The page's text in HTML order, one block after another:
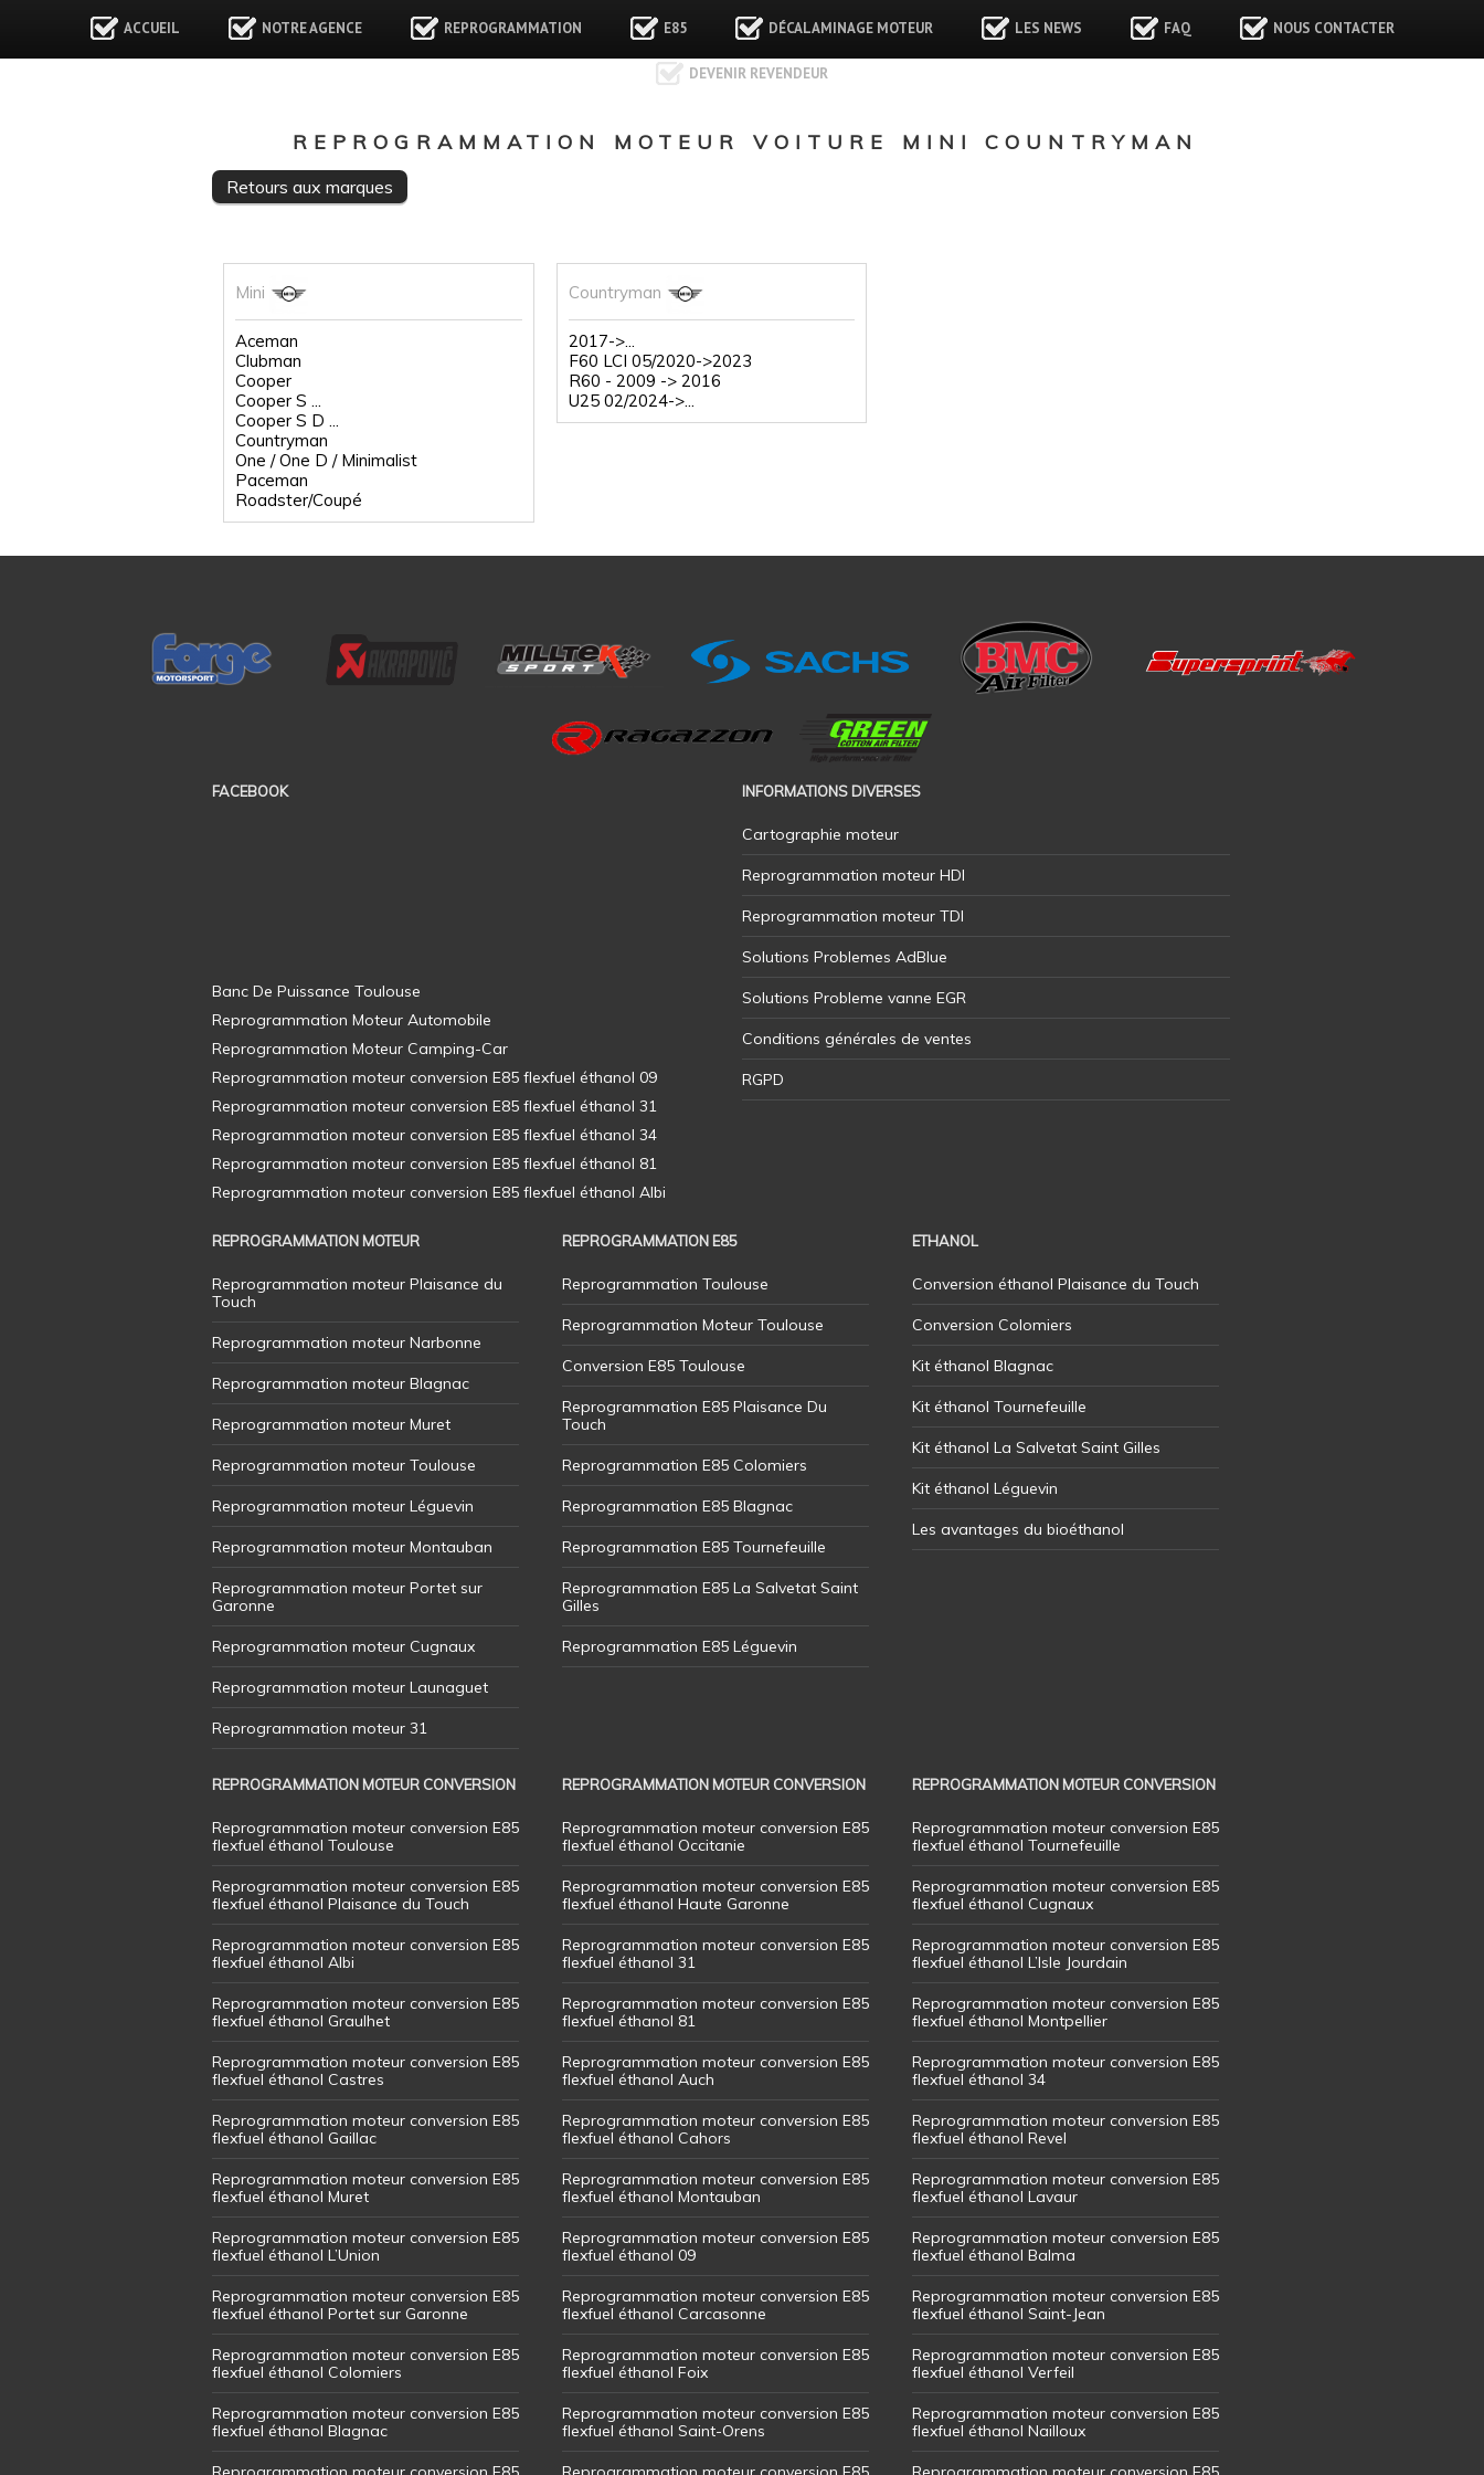
ACCUEIL NOTRE AGENCE REPROGRAMMATION E85 DÉCALAMINAGE MOTEUR LES NEWS FAQ NOUS CONTACTER
DEVENIR REVENDEUR
REPROGRAMMATION MOTEUR VOITURE MINI COUNTRYMAN
Retours aux marques
Mini
Aceman
Clubman
Cooper
Cooper S ...
Cooper S D ...
Countryman
One / One D / Minimalist
Paceman
Roadster/Coupé
Countryman
2017->...
F60 LCI 05/2020->2023
R60 - 2009 -> 2016
U25 02/2024->...
FACEBOOK INFORMATIONS DIVERSES
Cartographie moteur
Reprogrammation moteur HDI
Reprogrammation moteur TDI
Solutions Problemes AdBlue
Solutions Probleme vanne EGR
Conditions générales de ventes
RGPD
REPROGRAMMATION MOTEUR
Reprogrammation moteur Plaisance du
Touch
Reprogrammation moteur Narbonne
Reprogrammation moteur Blagnac
Reprogrammation moteur Muret
Reprogrammation moteur Toulouse
Reprogrammation moteur Léguevin
Reprogrammation moteur Montauban
Reprogrammation moteur Portet sur
Garonne
Reprogrammation moteur Cugnaux
Reprogrammation moteur Launaguet
Reprogrammation moteur 31
REPROGRAMMATION E85
Reprogrammation Toulouse
Reprogrammation Moteur Toulouse
Conversion E85 Toulouse
Reprogrammation E85 Plaisance Du
Touch
Reprogrammation E85 Colomiers
Reprogrammation E85 Blagnac
Reprogrammation E85 Tournefeuille
Reprogrammation E85 La Salvetat Saint
Gilles
Reprogrammation E85 Léguevin
ETHANOL
Conversion éthanol Plaisance du Touch
Conversion Colomiers
Kit éthanol Blagnac
Kit éthanol Tournefeuille
Kit éthanol La Salvetat Saint Gilles
Kit éthanol Léguevin
Les avantages du bioéthanol
REPROGRAMMATION MOTEUR CONVERSION
Reprogrammation moteur conversion E85
flexfuel éthanol Toulouse
Reprogrammation moteur conversion E85
flexfuel éthanol Plaisance du Touch
Reprogrammation moteur conversion E85
flexfuel éthanol Albi
Reprogrammation moteur conversion E85
flexfuel éthanol Graulhet
Reprogrammation moteur conversion E85
flexfuel éthanol Castres
Reprogrammation moteur conversion E85
flexfuel éthanol Gaillac
Reprogrammation moteur conversion E85
flexfuel éthanol Muret
Reprogrammation moteur conversion E85
flexfuel éthanol L’Union
Reprogrammation moteur conversion E85
flexfuel éthanol Portet sur Garonne
Reprogrammation moteur conversion E85
flexfuel éthanol Colomiers
Reprogrammation moteur conversion E85
flexfuel éthanol Blagnac
REPROGRAMMATION MOTEUR CONVERSION
Reprogrammation moteur conversion E85
flexfuel éthanol Occitanie
Reprogrammation moteur conversion E85
flexfuel éthanol Haute Garonne
Reprogrammation moteur conversion E85
flexfuel éthanol 31
Reprogrammation moteur conversion E85
flexfuel éthanol 81
Reprogrammation moteur conversion E85
flexfuel éthanol Auch
Reprogrammation moteur conversion E85
flexfuel éthanol Cahors
Reprogrammation moteur conversion E85
flexfuel éthanol Montauban
Reprogrammation moteur conversion E85
flexfuel éthanol 09
Reprogrammation moteur conversion E85
flexfuel éthanol Carcasonne
Reprogrammation moteur conversion E85
flexfuel éthanol Foix
Reprogrammation moteur conversion E85
flexfuel éthanol Saint-Orens
REPROGRAMMATION MOTEUR CONVERSION
Reprogrammation moteur conversion E85
flexfuel éthanol Tournefeuille
Reprogrammation moteur conversion E85
flexfuel éthanol Cugnaux
Reprogrammation moteur conversion E85
flexfuel éthanol L’Isle Jourdain
Reprogrammation moteur conversion E85
flexfuel éthanol Montpellier
Reprogrammation moteur conversion E85
flexfuel éthanol 34
Reprogrammation moteur conversion E85
flexfuel éthanol Revel
Reprogrammation moteur conversion E85
flexfuel éthanol Lavaur
Reprogrammation moteur conversion E85
flexfuel éthanol Balma
Reprogrammation moteur conversion E85
flexfuel éthanol Saint-Jean
Reprogrammation moteur conversion E85
flexfuel éthanol Verfeil
Reprogrammation moteur conversion E85
flexfuel éthanol Nailloux
Banc De Puissance Toulouse
Reprogrammation Moteur Automobile
Reprogrammation Moteur Camping-Car
Reprogrammation moteur conversion E85 flexfuel éthanol 09
Reprogrammation moteur conversion E85 flexfuel éthanol 31
Reprogrammation moteur conversion E85 flexfuel éthanol 34
Reprogrammation moteur conversion E85 flexfuel éthanol 81
Reprogrammation moteur conversion E85 flexfuel éthanol Albi